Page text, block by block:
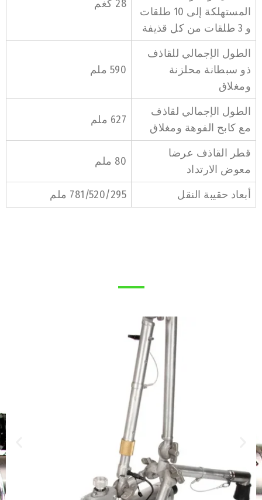
المستهلكة إلى 10 طلقات
و 3 طلقات من كل قذيفة
28 كغم
الطول الإجمالي للقاذف
ذو سبطانة محلزنة
ومغلاق
590 ملم
الطول الإجمالي لقاذف
مع كابح الفوهة ومغلاق
627 ملم
قطر القاذف عرضا
معوض الارتداد
80 ملم
أبعاد حقيبة النقل 781/520/295 ملم